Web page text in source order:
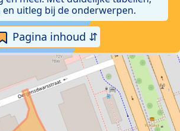
uitleg bij de onderwerpen.
Pagina inhoud ⇵